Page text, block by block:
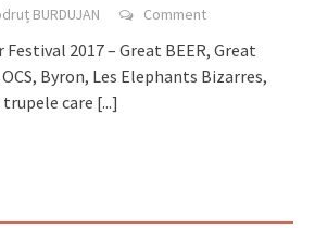
BURDUJAN Comment
2017 – Great BEER, Great
OCS, Byron, Les Elephants Bizarres,
trupele care [...]